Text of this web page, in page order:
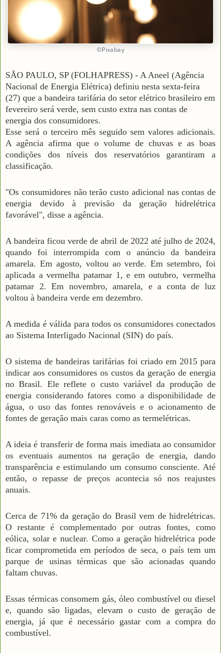
©Pixabay
SÃO PAULO, SP (FOLHAPRESS) - A Aneel (Agência
Nacional de Energia Elétrica) definiu nesta sexta-feira
(27) que a bandeira tarifária do setor elétrico brasileiro em
fevereiro será verde, sem custo extra nas contas de
energia dos consumidores.
Esse será o terceiro mês seguido sem valores adicionais.
A agência afirma que o volume de chuvas e as boas
condições dos níveis dos reservatórios garantiram a
classificação.
"Os consumidores não terão custo adicional nas contas de
energia devido à previsão da geração hidrelétrica
favorável", disse a agência.
A bandeira ficou verde de abril de 2022 até julho de 2024,
quando foi interrompida com o anúncio da bandeira
amarela. Em agosto, voltou ao verde. Em setembro, foi
aplicada a vermelha patamar 1, e em outubro, vermelha
patamar 2. Em novembro, amarela, e a conta de luz
voltou à bandeira verde em dezembro.
A medida é válida para todos os consumidores conectados
ao Sistema Interligado Nacional (SIN) do país.
O sistema de bandeiras tarifárias foi criado em 2015 para
indicar aos consumidores os custos da geração de energia
no Brasil. Ele reflete o custo variável da produção de
energia considerando fatores como a disponibilidade de
água, o uso das fontes renováveis e o acionamento de
fontes de geração mais caras como as termelétricas.
A ideia é transferir de forma mais imediata ao consumidor
os eventuais aumentos na geração de energia, dando
transparência e estimulando um consumo consciente. Até
então, o repasse de preços acontecia só nos reajustes
anuais.
Cerca de 71% da geração do Brasil vem de hidrelétricas.
O restante é complementado por outras fontes, como
eólica, solar e nuclear. Como a geração hidrelétrica pode
ficar comprometida em períodos de seca, o país tem um
parque de usinas térmicas que são acionadas quando
faltam chuvas.
Essas térmicas consomem gás, óleo combustível ou diesel
e, quando são ligadas, elevam o custo de geração de
energia, já que é necessário gastar com a compra do
combustível.